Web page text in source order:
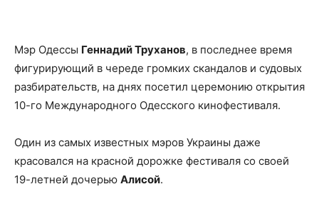
Мэр Одессы Геннадий Труханов, в последнее время
фигурирующий в череде громких скандалов и судовых
разбирательств, на днях посетил церемонию открытия
10-го Международного Одесского кинофестиваля.
Один из самых известных мэров Украины даже
красовался на красной дорожке фестиваля со своей
19-летней дочерью Алисой.